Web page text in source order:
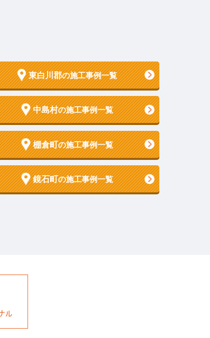
東白川郡の施工事例一覧
中島村の施工事例一覧
棚倉町の施工事例一覧
鏡石町の施工事例一覧